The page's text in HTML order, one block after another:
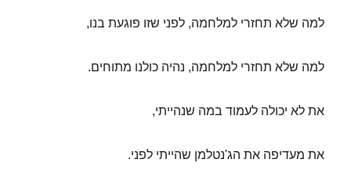
למה שלא תחזרי למלחמה, לפני שזו פוגעת בנו,
למה שלא תחזרי למלחמה, נהיה כולנו מתוחים.
את לא יכולה לעמוד במה שנהייתי,
את מעדיפה את הג'נטלמן שהייתי לפני.